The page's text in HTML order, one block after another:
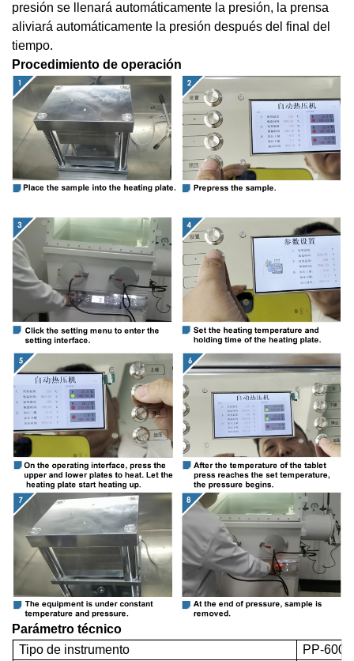
presión se llenará automáticamente la presión, la prensa
aliviará automáticamente la presión después del final del
tiempo.
Procedimiento de operación
Parámetro técnico
Tipo de instrumento
PP-